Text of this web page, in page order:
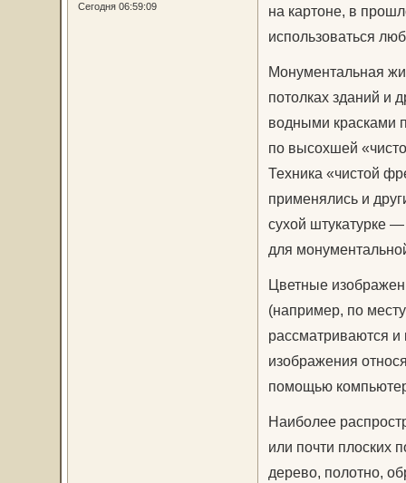
Сегодня 06:59:09
на картоне, в
использоваться
Монументальная
потолках зданий и
водными красками
по высохшей
Техника «чистой
применялись и
сухой штукатурке
для
Цветные
(например, по
рассматриваются и
изображения
помощью
Наиболее
или почти плоских
дерево, полотно,